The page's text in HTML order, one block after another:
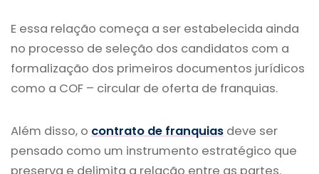
E essa relação começa a ser estabelecida ainda
no processo de seleção dos candidatos com a
formalização dos primeiros documentos jurídicos
como a COF – circular de oferta de franquias.
Além disso, o contrato de franquias deve ser
pensado como um instrumento estratégico que